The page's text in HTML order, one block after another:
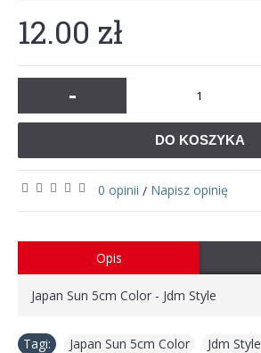
12.00 zł
-
DO KOSZYKA
0 opinii / Napisz opinię
Opis
Japan Sun 5cm Color - Jdm Style
Tagi: Japan Sun 5cm Color Jdm Style